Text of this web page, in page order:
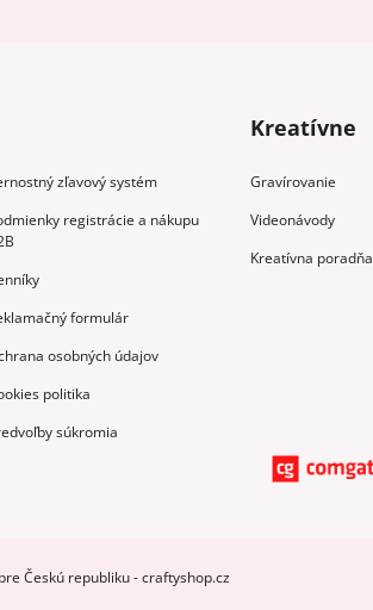
zľavový systém
registrácie a nákupu
formulár
osobných údajov
politika
súkromia
Kreatívne
Gravírovanie
Videonávody
Kreatívna poradňa
Českú republiku - craftyshop.cz